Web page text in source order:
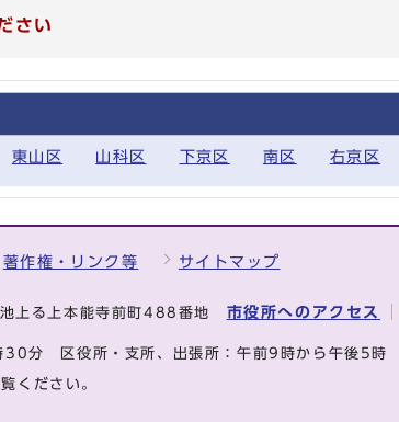
さい
東山区 山科区 下京区 南区 右京区
著作権・リンク等 サイトマップ
上る上本能寺前町488番地 市役所へのアクセス
30分 区役所・支所、出張所：午前9時から午後5時
ください。